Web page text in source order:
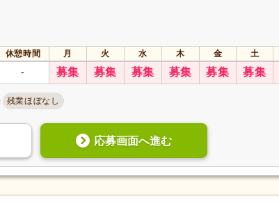
休憩時間 月 火 水 木 金
土
- 募集 募集 募集 募集 募集 募集
残業ほぼなし
応募画面へ進む